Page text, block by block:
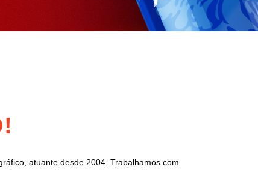
atuante desde 2004. Trabalhamos com